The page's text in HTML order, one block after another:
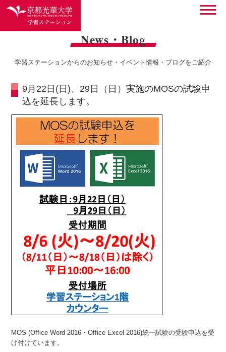
News・Blog
学習ステーションからのお知らせ・イベント情報・ブログをご紹介
9月22日(日)、29日（日）実施のMOSの試験申
込を延長します。
MOS (Office Word 2016・Office Excel 2016)統一試験の受験申込を受
け付けています。